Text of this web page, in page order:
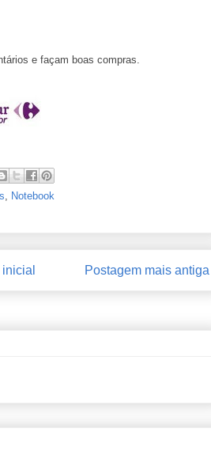
e façam boas compras.
, Notebook
Postagem mais antiga